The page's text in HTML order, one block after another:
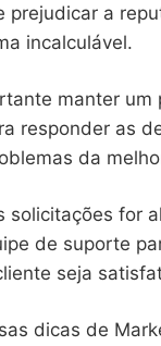
prejudicar a
incalculável.
manter um
responder as
da
solicitações for
de suporte
seja
dicas de